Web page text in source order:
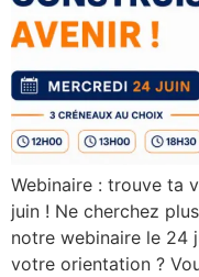
Webinaire : trouve ta
juin ! Ne cherchez
notre webinaire le 24
votre orientation ?